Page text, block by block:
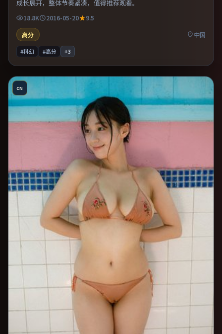
成长展开，整体节奏紧凑，值得推荐观看。
18.8K 2016-05-20
9.5
高分
中国
#科幻 #高分 +3
CN